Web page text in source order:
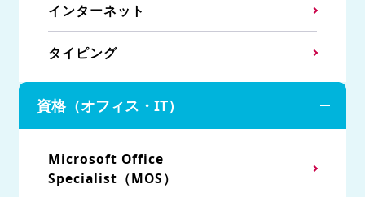
インターネット
タイピング
資格（オフィス・IT）
Microsoft Office
Specialist（MOS）